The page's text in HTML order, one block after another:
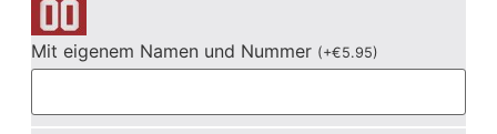
Mit eigenem Namen und Nummer (+€5.95)